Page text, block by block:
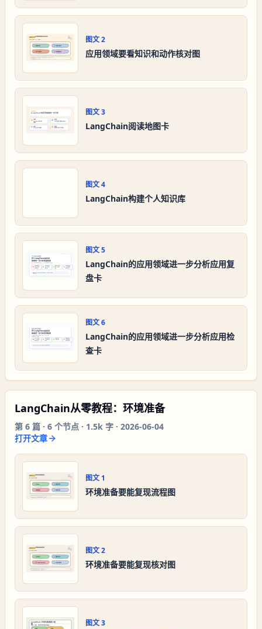
图文2
应用领域要看知识和动作核对图
图文3
LangChain阅读地图卡
图文4
LangChain构建个人知识库
图文5
LangChain的应用领域进一步分析应用复
盘卡
图文6
LangChain的应用领域进一步分析应用检
查卡
LangChain从零教程：环境准备
第 6 篇 · 6 个节点 · 1.5k 字 · 2026-06-04
打开文章
图文 1
环境准备要能复现流程图
图文2
环境准备要能复现核对图
图文3